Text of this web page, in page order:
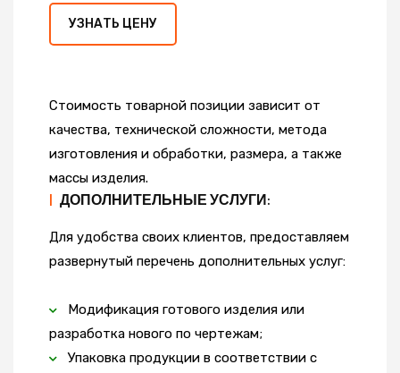
УЗНАТЬ ЦЕНУ
Стоимость товарной позиции зависит от
качества, технической сложности, метода
изготовления и обработки, размера, а также
массы изделия.
| ДОПОЛНИТЕЛЬНЫЕ УСЛУГИ:
Для удобства своих клиентов, предоставляем
развернутый перечень дополнительных услуг:
Модификация готового изделия или
разработка нового по чертежам;
Упаковка продукции в соответствии с